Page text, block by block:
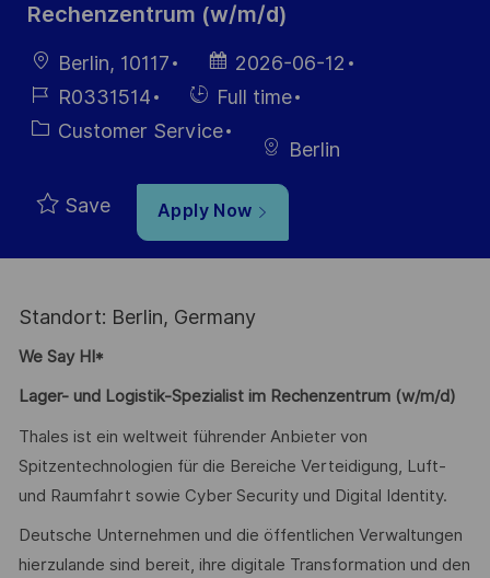
Rechenzentrum (w/m/d)
LocationBerlin, 10117
Posted
Date
2026-06-12
Job R0331514
Hiring
Type
Full time
Category
Customer Service
Berlin
Save Apply Now
Standort: Berlin, Germany
We Say HI*
Lager- und Logistik-Spezialist im Rechenzentrum (w/m/d)
Thales ist ein weltweit führender Anbieter von
Spitzentechnologien für die Bereiche Verteidigung, Luft-
und Raumfahrt sowie Cyber Security und Digital Identity.
Deutsche Unternehmen und die öffentlichen Verwaltungen
hierzulande sind bereit, ihre digitale Transformation und den